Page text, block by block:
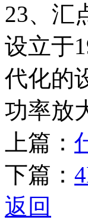
23、汇
设立于
代化的
功率放
上篇：
下篇：
返回